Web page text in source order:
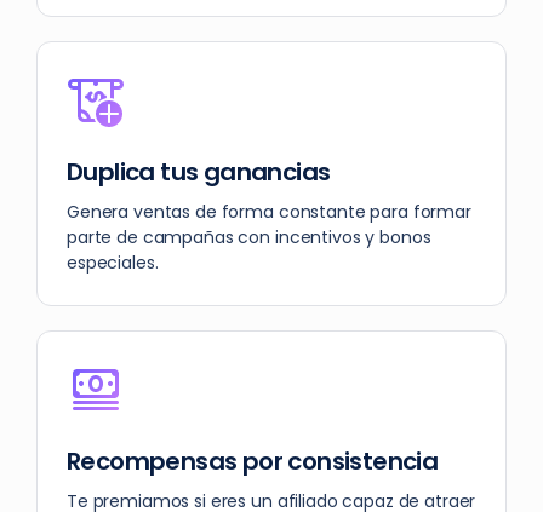
Duplica tus ganancias
Genera ventas de forma constante para formar
parte de campañas con incentivos y bonos
especiales.
Recompensas por consistencia
Te premiamos si eres un afiliado capaz de atraer